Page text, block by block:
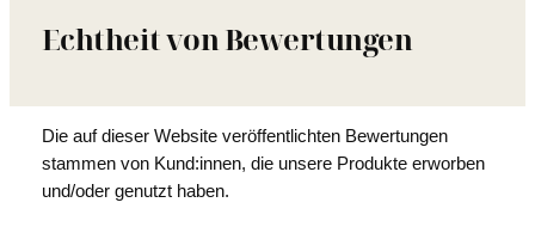
Echtheit von Bewertungen
Die auf dieser Website veröffentlichten Bewertungen
stammen von Kund:innen, die unsere Produkte erworben
und/oder genutzt haben.